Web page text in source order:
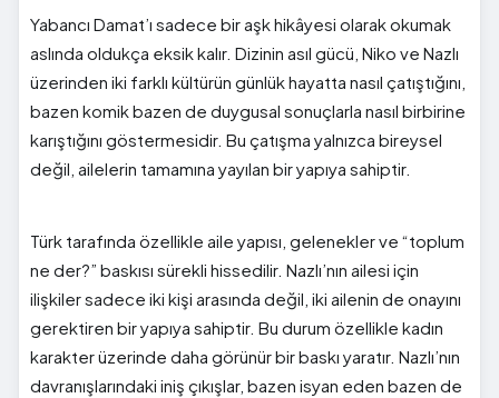
Yabancı Damat’ı sadece bir aşk hikâyesi olarak okumak
aslında oldukça eksik kalır. Dizinin asıl gücü, Niko ve Nazlı
üzerinden iki farklı kültürün günlük hayatta nasıl çatıştığını,
bazen komik bazen de duygusal sonuçlarla nasıl birbirine
karıştığını göstermesidir. Bu çatışma yalnızca bireysel
değil, ailelerin tamamına yayılan bir yapıya sahiptir.
Türk tarafında özellikle aile yapısı, gelenekler ve “toplum
ne der?” baskısı sürekli hissedilir. Nazlı’nın ailesi için
ilişkiler sadece iki kişi arasında değil, iki ailenin de onayını
gerektiren bir yapıya sahiptir. Bu durum özellikle kadın
karakter üzerinde daha görünür bir baskı yaratır. Nazlı’nın
davranışlarındaki iniş çıkışlar, bazen isyan eden bazen de